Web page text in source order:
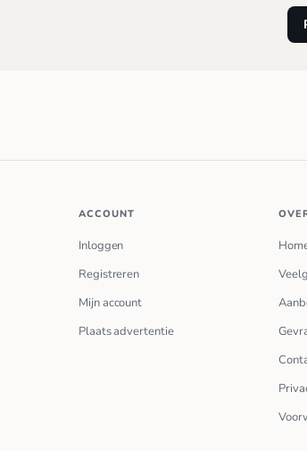
ACCOUNT
Inloggen
Registreren
Mijn account
Plaats advertentie